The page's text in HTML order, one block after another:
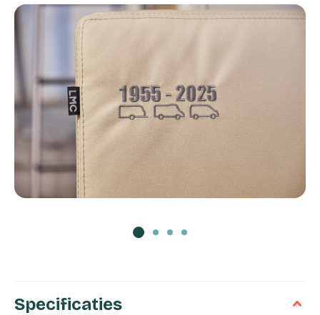
Specificaties